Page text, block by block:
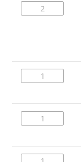
2
1
1